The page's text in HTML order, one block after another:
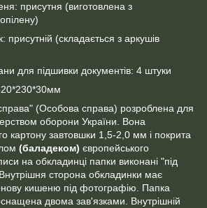
присутня (виготовлена з
присутній (складається з аркушів
для підшивки документів: 4 штуки
(Особова справа) розроблена для
оборони України. Вона
картону завтовшки 1,5-2,0 мм і покрита
(баладеком) європейського
на обкладинці папки виконані "під
сторона обкладинки має
кишеню під фотографію. Папка
двома зав'язками. Внутрішній